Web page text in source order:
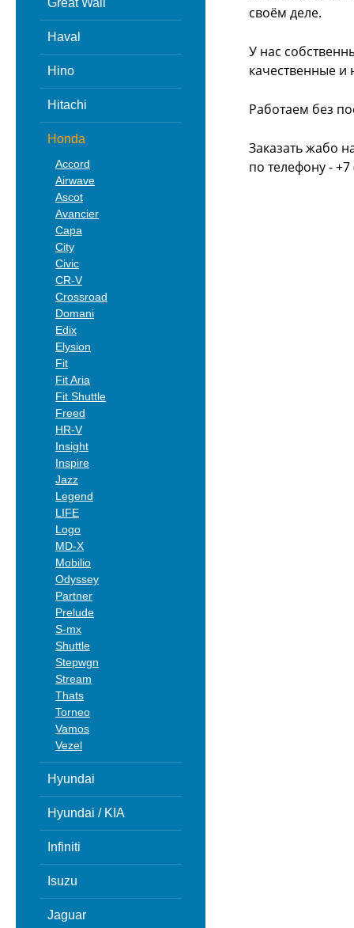
Great Wall
Haval
Hino
Hitachi
Honda
Accord
Airwave
Ascot
Avancier
Capa
City
Civic
CR-V
Crossroad
Domani
Edix
Elysion
Fit
Fit Aria
Fit Shuttle
Freed
HR-V
Insight
Inspire
Jazz
Legend
LIFE
Logo
MD-X
Mobilio
Odyssey
Partner
Prelude
S-mx
Shuttle
Stepwgn
Stream
Thats
Torneo
Vamos
Vezel
Hyundai
Hyundai / KIA
Infiniti
Isuzu
Jaguar
своём деле.
У нас
качественные и
Работаем без
Заказать жабо
по телефону -